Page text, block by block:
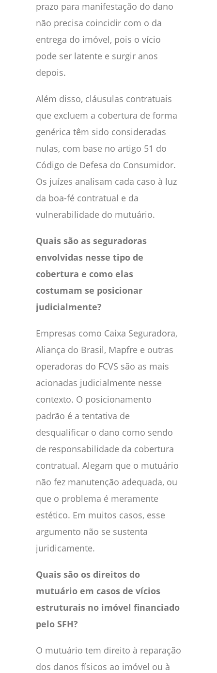
prazo para manifestação do dano
não precisa coincidir com o da
entrega do imóvel, pois o vício
pode ser latente e surgir anos
depois.
Além disso, cláusulas contratuais
que excluem a cobertura de forma
genérica têm sido consideradas
nulas, com base no artigo 51 do
Código de Defesa do Consumidor.
Os juízes analisam cada caso à luz
da boa-fé contratual e da
vulnerabilidade do mutuário.
Quais são as seguradoras
envolvidas nesse tipo de
cobertura e como elas
costumam se posicionar
judicialmente?
Empresas como Caixa Seguradora,
Aliança do Brasil, Mapfre e outras
operadoras do FCVS são as mais
acionadas judicialmente nesse
contexto. O posicionamento
padrão é a tentativa de
desqualificar o dano como sendo
de responsabilidade da cobertura
contratual. Alegam que o mutuário
não fez manutenção adequada, ou
que o problema é meramente
estético. Em muitos casos, esse
argumento não se sustenta
juridicamente.
Quais são os direitos do
mutuário em casos de vícios
estruturais no imóvel financiado
pelo SFH?
O mutuário tem direito à reparação
dos danos físicos ao imóvel ou à